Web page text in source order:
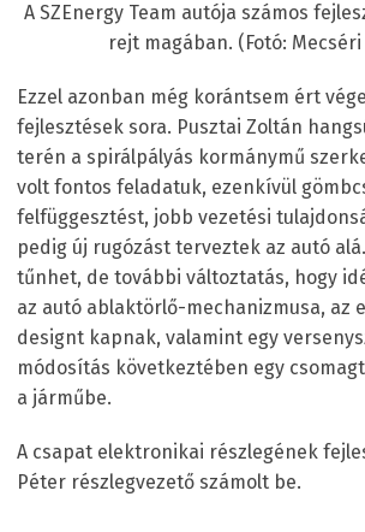
A SZEnergy Team autója számos
rejt magában. (Fotó: Mecséri
Ezzel azonban még korántsem ért
fejlesztések sora. Pusztai Zoltán
terén a spirálpályás kormánymű
volt fontos feladatuk, ezenkívül
felfüggesztést, jobb vezetési
pedig új rugózást terveztek az autó
tűnhet, de további változtatás, hogy
az autó ablaktörlő-mechanizmusa, az
designt kapnak, valamint egy
módosítás következtében egy
a járműbe.
A csapat elektronikai részlegének
Péter részlegvezető számolt be.